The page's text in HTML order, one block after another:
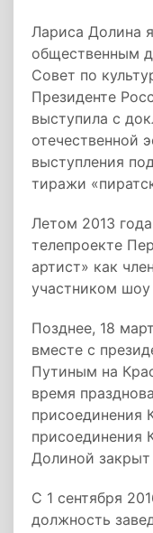
Лариса Долина
общественным
Совет по
Президенте
выступила с
отечественной
выступления
тиражи
Летом 2013
телепроекте
артист» как
участником шоу
Позднее, 18
вместе с
Путиным на
время
присоединения
присоединения
Долиной закрыт
С 1 сентября
должность